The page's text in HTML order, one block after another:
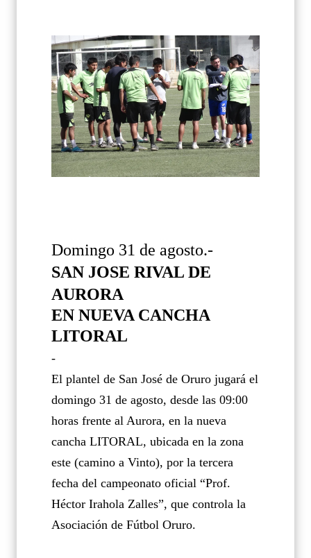
Domingo 31 de agosto.-
SAN JOSE RIVAL DE
AURORA
EN NUEVA CANCHA
LITORAL
-
El plantel de San José de Oruro jugará el
domingo 31 de agosto, desde las 09:00
horas frente al Aurora, en la nueva
cancha LITORAL, ubicada en la zona
este (camino a Vinto), por la tercera
fecha del campeonato oficial “Prof.
Héctor Irahola Zalles”, que controla la
Asociación de Fútbol Oruro.